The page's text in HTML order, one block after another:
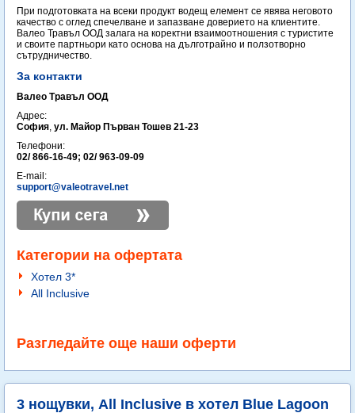
При подготовката на всеки продукт водещ елемент се явява неговото
качество с оглед спечелване и запазване доверието на клиентите.
Валео Травъл ООД залага на коректни взаимоотношения с туристите
и своите партньори като основа на дълготрайно и ползотворно
сътрудничество.
За контакти
Валео Травъл ООД
Адрес:
София, ул. Майор Първан Тошев 21-23
Телефони:
02/ 866-16-49; 02/ 963-09-09
E-mail:
support@valeotravel.net
Категории на офертата
Хотел 3*
All Inclusive
Разгледайте още наши оферти
3 нощувки, All Inclusive в хотел Blue Lagoon